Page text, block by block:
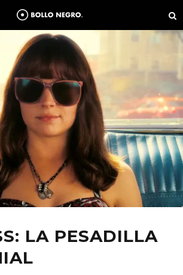
LA PESADILLA